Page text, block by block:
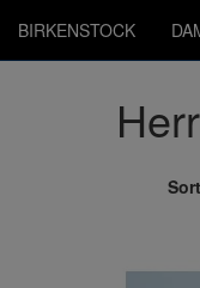
BIRKENSTOCK